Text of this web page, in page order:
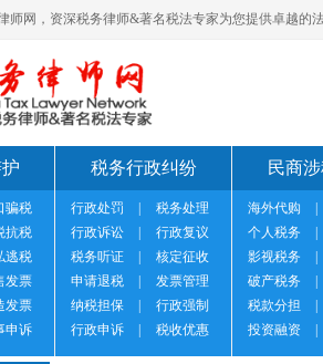
师网，资深税务律师&著名税法专家为您提供卓越的
骗税
抗税
逃税
发票
发票
申诉
税务行政纠纷
行政处罚
税务处理
行政诉讼
行政复议
税务听证
核定征收
申请退税
发票管理
纳税担保
行政强制
行政申诉
税收优惠
民商
海外代购
个人税务
影视税务
破产税务
税款分担
投资融资